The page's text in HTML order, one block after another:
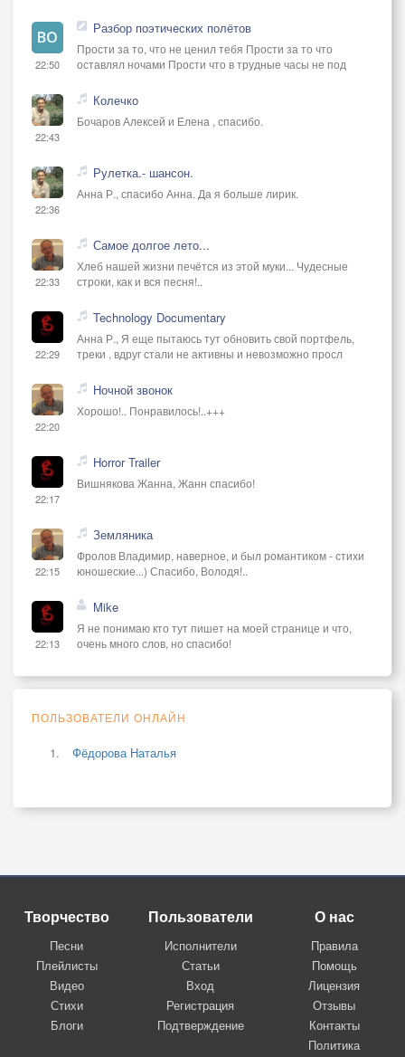
22:50
Разбор поэтических полётов
Прости за то, что не ценил тебя Прости за то что
оставлял ночами Прости что в трудные часы не под
22:43
Колечко
Бочаров Алексей и Елена , спасибо.
22:36
Рулетка.- шансон.
Анна Р., спасибо Анна. Да я больше лирик.
22:33
Самое долгое лето...
Хлеб нашей жизни печётся из этой муки... Чудесные
строки, как и вся песня!..
22:29
Technology Documentary
Анна Р., Я еще пытаюсь тут обновить свой портфель,
треки , вдруг стали не активны и невозможно просл
22:20
Ночной звонок
Хорошо!.. Понравилось!..+++
22:17
Horror Trailer
Вишнякова Жанна, Жанн спасибо!
22:15
Земляника
Фролов Владимир, наверное, и был романтиком - стихи
юношеские...) Спасибо, Володя!..
22:13
Mike
Я не понимаю кто тут пишет на моей странице и что,
очень много слов, но спасибо!
ПОЛЬЗОВАТЕЛИ ОНЛАЙН
Фёдорова Наталья
Творчество
Песни
Плейлисты
Видео
Стихи
Блоги
Пользователи
Исполнители
Статьи
Вход
Регистрация
Подтверждение
О нас
Правила
Помощь
Лицензия
Отзывы
Контакты
Политика